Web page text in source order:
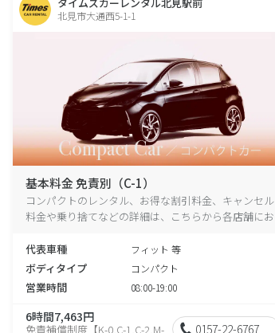
北見市大通西5-1-1
基本料金 免責別（C-1）
コンパクトのレンタル、お得な割引料金、キャンセル
料金や乗り捨てなどの詳細は、こちらから各店舗にお
代表車種
フィット 等
ボディタイプ コンパクト
営業時間 08:00-19:00
6時間7,463円
免責補償制度【K-0,C-1,C-2,M- 0157-22-6767